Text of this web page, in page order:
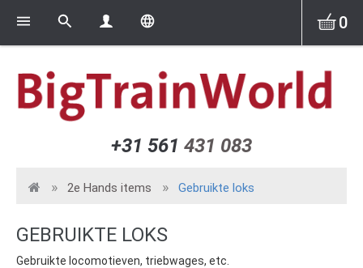
+31 561 431 083
0
2e Hands items Gebruikte loks
GEBRUIKTE LOKS
Gebruikte locomotieven, triebwages, etc.